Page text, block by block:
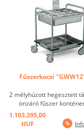
Fűszerkocsi
2 mélyhúzott hegesztett
önzáró fűszer
átlátszó műanyag
120 x 120 mm-s keret
sarok lökhárítók.
1.103.395,00
HUF